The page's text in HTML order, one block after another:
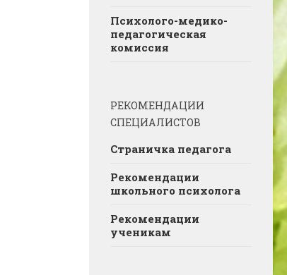
Психолого-медико-
педагогическая
комиссия
РЕКОМЕНДАЦИИ
СПЕЦИАЛИСТОВ
Страничка педагога
Рекомендации
школьного психолога
Рекомендации
ученикам